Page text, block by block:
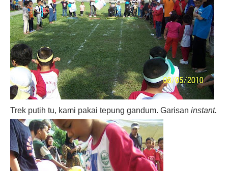
Trek putih tu, kami pakai tepung gandum. Garisan instant.